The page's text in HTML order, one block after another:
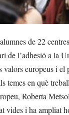
de 22
de l’adhesió a la
europeus i el
temes en què
Roberta
vides i ha ampliat